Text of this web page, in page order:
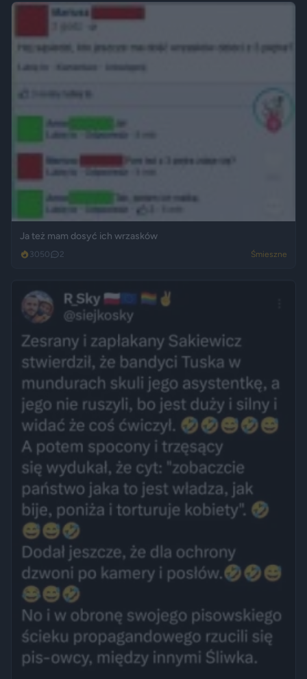
Ja też mam dosyć ich wrzasków
3050 2 Śmieszne